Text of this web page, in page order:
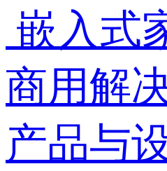
嵌入式
商用解
产品与